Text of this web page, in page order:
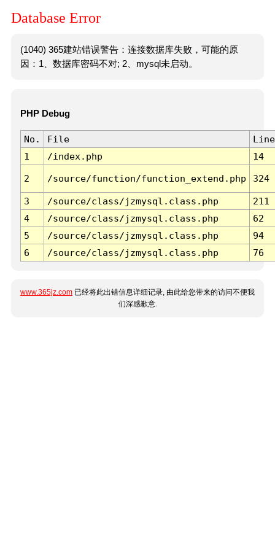
Database Error
(1040) 365建站错误警告：连接数据库失败，可能的原
因：1、数据库密码不对; 2、mysql未启动。
PHP Debug
No. File
Line
1
/index.php 14
2 /source/function/function_extend.php 324
3 /source/class/jzmysql.class.php
211
4
/source/class/jzmysql.class.php
62
5
/source/class/jzmysql.class.php
94
6
/source/class/jzmysql.class.php 76
www.365jz.com 已经将此出错信息详细记录, 由此给您带来的访问不便我
们深感歉意.